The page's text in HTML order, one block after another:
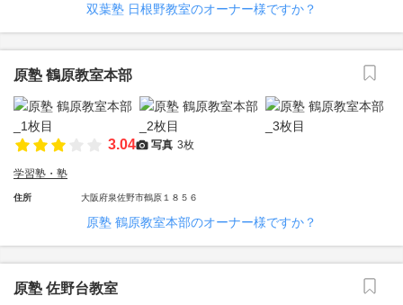
双葉塾 日根野教室のオーナー様ですか？
原塾 鶴原教室本部
3.04 写真 3枚
学習塾・塾
住所 大阪府泉佐野市鶴原１８５６
原塾 鶴原教室本部のオーナー様ですか？
原塾 佐野台教室